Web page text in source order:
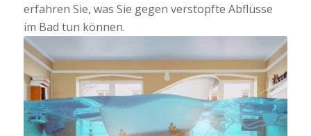
erfahren Sie, was Sie gegen verstopfte Abflüsse
im Bad tun können.